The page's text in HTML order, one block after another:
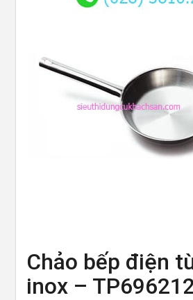
Chảo bếp điện
inox –